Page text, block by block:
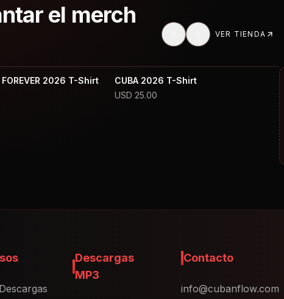
el merch
VER TIENDA
FOREVER 2026 T-Shirt
CUBA 2026 T-Shirt
USD 25.00
Descargas
MP3
Contacto
info@cubanflow.com